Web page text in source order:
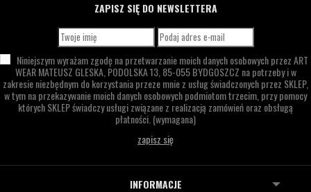
ZAPISZ SIĘ DO NEWSLETTERA
Niniejszym wyrażam zgodę na przetwarzanie moich danych osobowych przezART
WEAR MATEUSZ GLESKA,PODOLSKA 13,85-055 BYDGOSZCZ na potrzeby i w
zakresie niezbędnym do korzystania przeze mnie z usług świadczonych przez SKLEP,
w tym na przekazywanie moich danych osobowych podmiotom trzecim, przy pomocy
których SKLEP świadczy usługi związane z realizacją zamówień oraz obsługą
płatności.(wymagana)
INFORMACJE